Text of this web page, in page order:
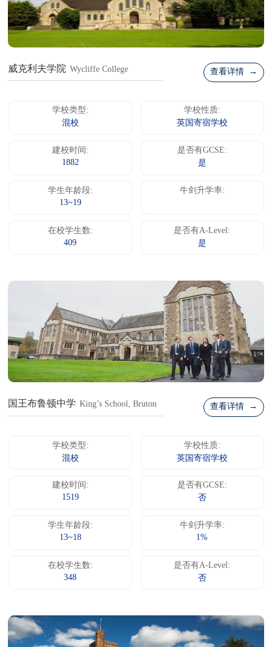
威克利夫学院 Wycliffe College 查看详情 →
学校类型:
混校
学校性质:
英国寄宿学校
建校时间:
1882
是否有GCSE:
是
学生年龄段:
13~19
牛剑升学率:
在校学生数:
409
是否有A-Level:
是
国王布鲁顿中学 King’s School, Bruton 查看详情 →
学校类型:
混校
学校性质:
英国寄宿学校
建校时间:
1519
是否有GCSE:
否
学生年龄段:
13~18
牛剑升学率:
1%
在校学生数:
348
是否有A-Level:
否